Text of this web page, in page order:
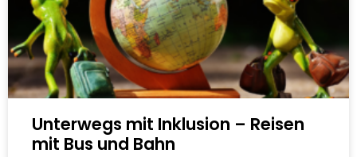
Unterwegs mit Inklusion – Reisen
mit Bus und Bahn